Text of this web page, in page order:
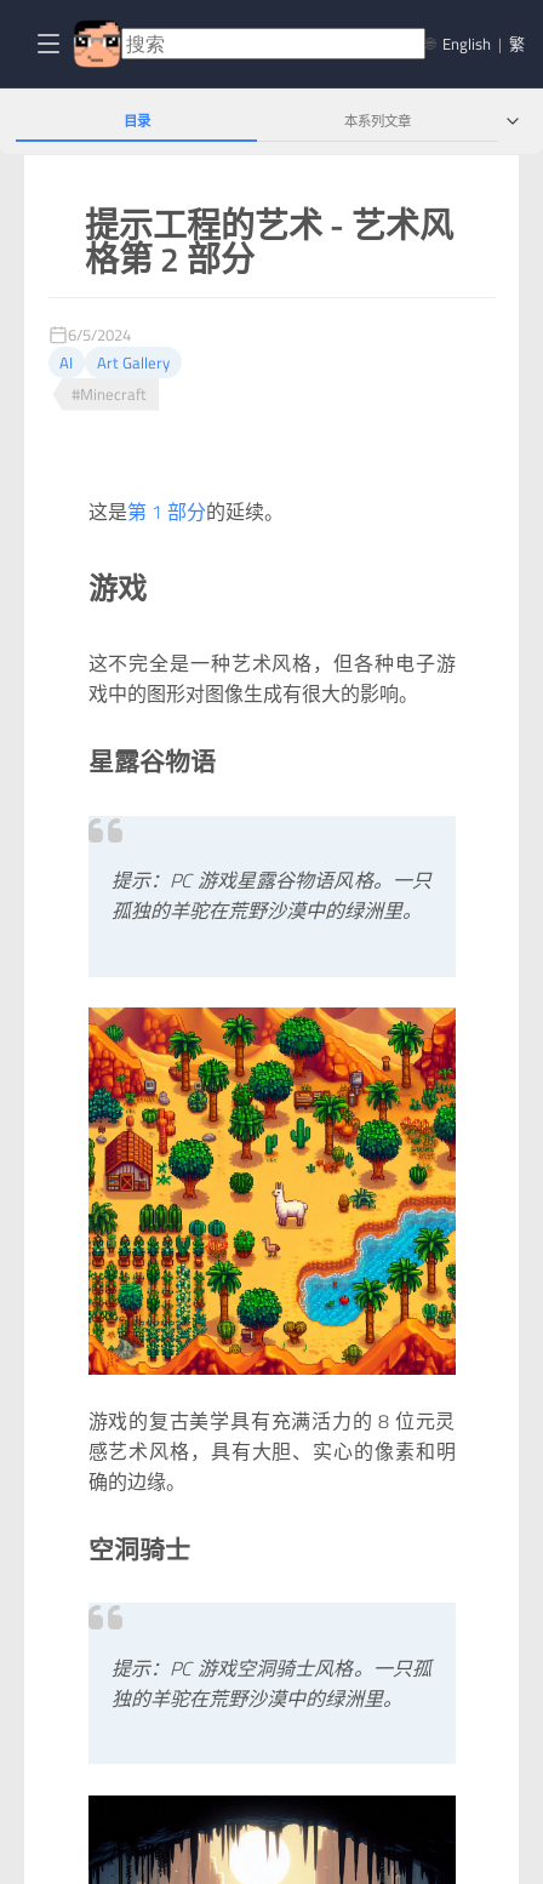
🌐 English | 繁
提示工程的艺术 - 艺术风
格第 2 部分
6/5/2024
AI
Art Gallery
#Minecraft
目录 本系列文章
这是第 1 部分的延续。
游戏
这不完全是一种艺术风格，但各种电子游
戏中的图形对图像生成有很大的影响。
星露谷物语
提示：PC 游戏星露谷物语风格。一只
孤独的羊驼在荒野沙漠中的绿洲里。
游戏的复古美学具有充满活力的 8 位元灵
感艺术风格，具有大胆、实心的像素和明
确的边缘。
空洞骑士
提示：PC 游戏空洞骑士风格。一只孤
独的羊驼在荒野沙漠中的绿洲里。